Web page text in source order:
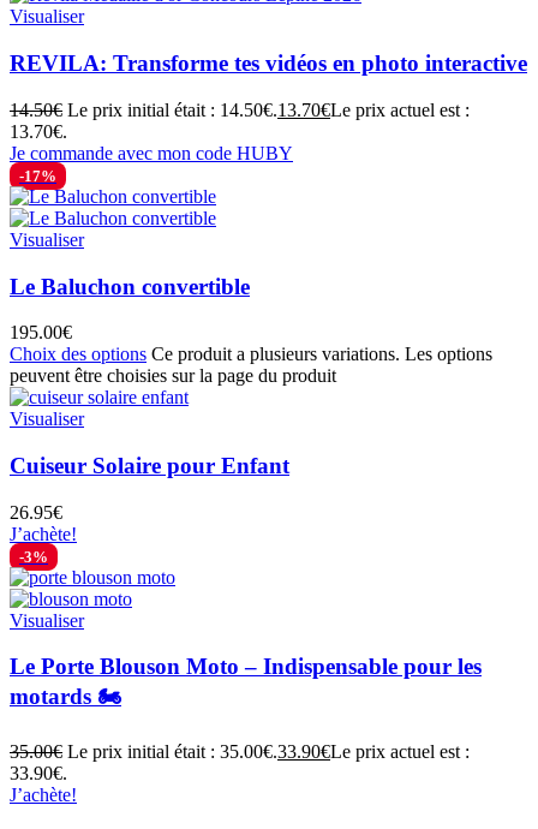
Visualiser
REVILA: Transforme tes vidéos en photo interactive
14.50€ Le prix initial était : 14.50€.13.70€Le prix actuel est :
13.70€.
Je commande avec mon code HUBY
-17%
Visualiser
Le Baluchon convertible
195.00€
Choix des options Ce produit a plusieurs variations. Les options
peuvent être choisies sur la page du produit
Visualiser
Cuiseur Solaire pour Enfant
26.95€
J’achète!
-3%
Visualiser
Le Porte Blouson Moto – Indispensable pour les
motards 🏍️
35.00€ Le prix initial était : 35.00€.33.90€Le prix actuel est :
33.90€.
J’achète!